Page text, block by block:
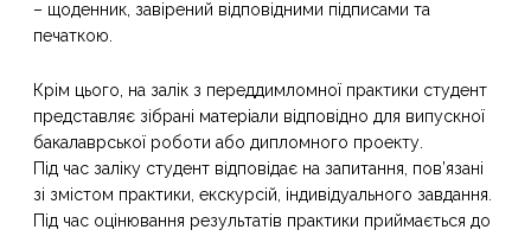
– щоденник, завірений відповідними підписами та
печаткою.
Крім цього, на залік з переддимломної практики студент
представляє зібрані матеріали відповідно для випускної
бакалаврської роботи або дипломного проекту.
Під час заліку студент відповідає на запитання, пов’язані
зі змістом практики, екскурсій, індивідуального завдання.
Під час оцінювання результатів практики приймається до